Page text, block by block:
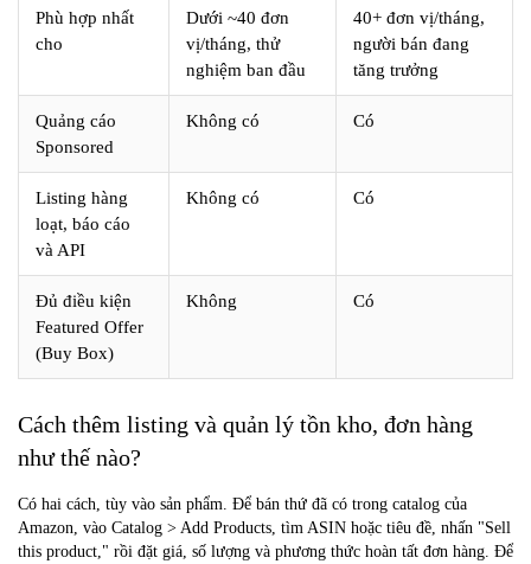
Phù hợp nhất
cho
Dưới ~40 đơn
vị/tháng, thử
nghiệm ban đầu
40+ đơn vị/tháng,
người bán đang
tăng trưởng
Quảng cáo
Sponsored
Không có Có
Listing hàng
loạt, báo cáo
và API
Không có Có
Đủ điều kiện
Featured Offer
(Buy Box)
Không Có
Cách thêm listing và quản lý tồn kho, đơn hàng
như thế nào?
Có hai cách, tùy vào sản phẩm. Để bán thứ đã có trong catalog của
Amazon, vào Catalog > Add Products, tìm ASIN hoặc tiêu đề, nhấn "Sell
this product," rồi đặt giá, số lượng và phương thức hoàn tất đơn hàng. Để